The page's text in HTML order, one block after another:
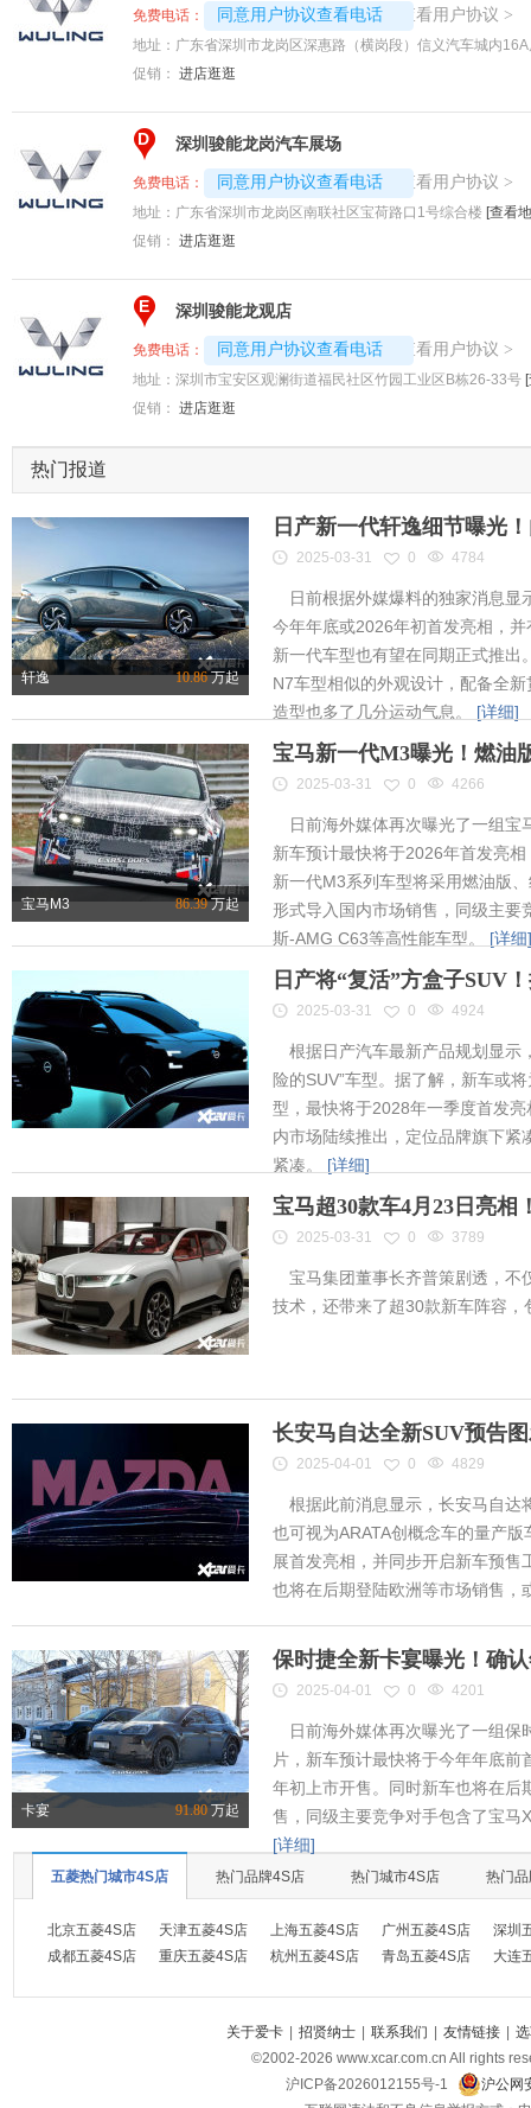
免费电话： 同意用户协议查看电话
4008192707-4609 查看用户协议 >
地址： 广东省深圳市龙岗区深惠路（横岗段）信义汽车城内
促销： 进店逛逛
D 深圳骏能龙岗汽车展场
免费电话： 同意用户协议查看电话
4008192707-1792 查看用户协议 >
地址： 广东省深圳市龙岗区南联社区宝荷路口1号综合楼 [查看
促销： 进店逛逛
E 深圳骏能龙观店
免费电话： 同意用户协议查看电话
4008192707-1791 查看用户协议 >
地址： 深圳市宝安区观澜街道福民社区竹园工业区B栋26-33号
促销： 进店逛逛
热门报道
轩逸 10.86万起
日产新一代轩逸细节曝光
2025-03-31 0 4784
日前根据外媒爆料的独家消息显
今年年底或2026年初首发亮相，
新一代车型也有望在同期正式推出
N7车型相似的外观设计，配备全
造型也多了几分运动气息。 [详细]
宝马M3 86.39万起
宝马新一代M3曝光！燃油
2025-03-31 0 4266
日前海外媒体再次曝光了一组宝
新车预计最快将于2026年首发亮
新一代M3系列车型将采用燃油版
形式导入国内市场销售，同级主要
斯-AMG C63等高性能车型。 [详细]
日产将“复活”方盒子SUV
2025-03-31 0 4924
根据日产汽车最新产品规划显示
险的SUV”车型。据了解，新车或
型，最快将于2028年一季度首发
内市场陆续推出，定位品牌旗下紧
紧凑。 [详细]
宝马超30款车4月23日亮
2025-03-31 0 3789
宝马集团董事长齐普策剧透，不
技术，还带来了超30款新车阵容
长安马自达全新SUV预告
2025-04-01 0 4829
根据此前消息显示，长安马自达
也可视为ARATA创概念车的量产
展首发亮相，并同步开启新车预售
也将在后期登陆欧洲等市场销售，
卡宴 91.80万起
保时捷全新卡宴曝光！确
2025-04-01 0 4201
日前海外媒体再次曝光了一组保
片，新车预计最快将于今年年底
年初上市开售。同时新车也将在后
售，同级主要竞争对手包含了宝马
[详细]
五菱热门城市4S店 热门品牌4S店 热门城市4S店 热门
北京五菱4S店 天津五菱4S店 上海五菱4S店 广州五菱4S店
深圳
成都五菱4S店
重庆五菱4S店 杭州五菱4S店 青岛五菱4S店 大连
关于爱卡 | 招贤纳士 | 联系我们 | 友情链接 |
©2002-2026 www.xcar.com.cn All rights
沪ICP备2026012155号-1
沪公网